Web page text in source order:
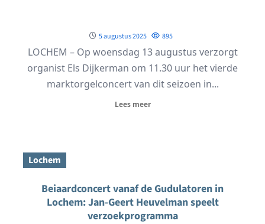
5 augustus 2025 895
LOCHEM – Op woensdag 13 augustus verzorgt
organist Els Dijkerman om 11.30 uur het vierde
marktorgelconcert van dit seizoen in...
Lees meer
Lochem
Beiaardconcert vanaf de Gudulatoren in
Lochem: Jan-Geert Heuvelman speelt
verzoekprogramma